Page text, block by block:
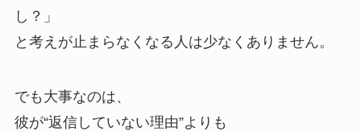
し？」
と考えが止まらなくなる人は少なくありません。
でも大事なのは、
彼が“返信していない理由”よりも